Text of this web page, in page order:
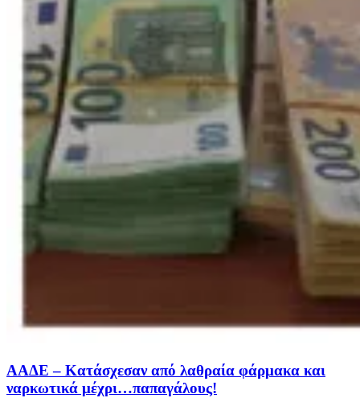
ΑΑΔΕ – Κατάσχεσαν από λαθραία φάρμακα και
ναρκωτικά μέχρι…παπαγάλους!